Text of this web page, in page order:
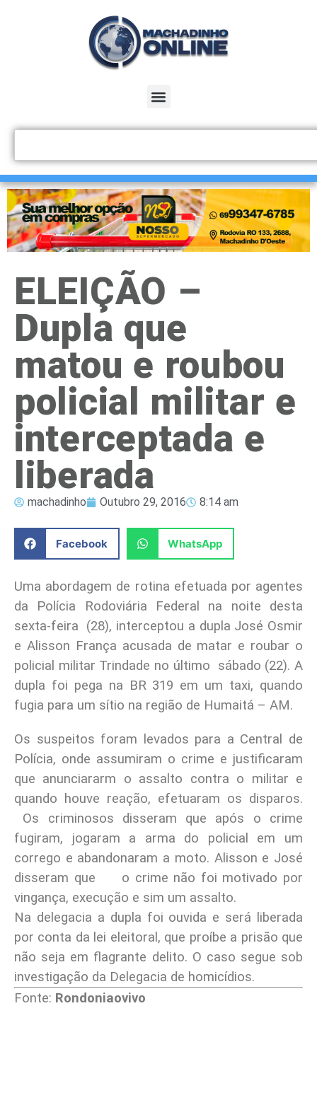
ELEIÇÃO –
Dupla que
matou e roubou
policial militar e
interceptada e
liberada
machadinho Outubro 29, 2016 8:14 am
Facebook WhatsApp
Uma abordagem de rotina efetuada por agentes
da Polícia Rodoviária Federal na noite desta
sexta-feira (28), interceptou a dupla José Osmir
e Alisson França acusada de matar e roubar o
policial militar Trindade no último sábado (22). A
dupla foi pega na BR 319 em um taxi, quando
fugia para um sítio na região de Humaitá – AM.
Os suspeitos foram levados para a Central de
Polícia, onde assumiram o crime e justificaram
que anunciararm o assalto contra o militar e
quando houve reação, efetuaram os disparos.
Os criminosos disseram que após o crime
fugiram, jogaram a arma do policial em um
corrego e abandonaram a moto. Alisson e José
disseram que o crime não foi motivado por
vingança, execução e sim um assalto.
Na delegacia a dupla foi ouvida e será liberada
por conta da lei eleitoral, que proíbe a prisão que
não seja em flagrante delito. O caso segue sob
investigação da Delegacia de homicídios.
Fonte: Rondoniaovivo